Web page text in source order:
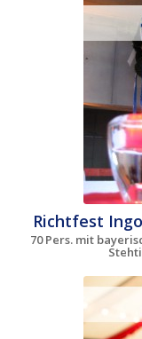
Richtfest
70 Pers. mit